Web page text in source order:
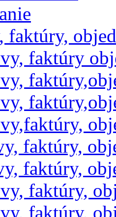
faktúry,
faktúry
faktúry,
faktúry,
faktúry,
faktúry,